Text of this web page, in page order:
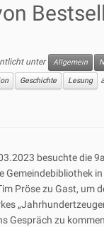
unter Allgemein
Geschichte Lesung
besuchte die
Gemeindebibliothek
Pröse zu Gast, um
Gespräch zu